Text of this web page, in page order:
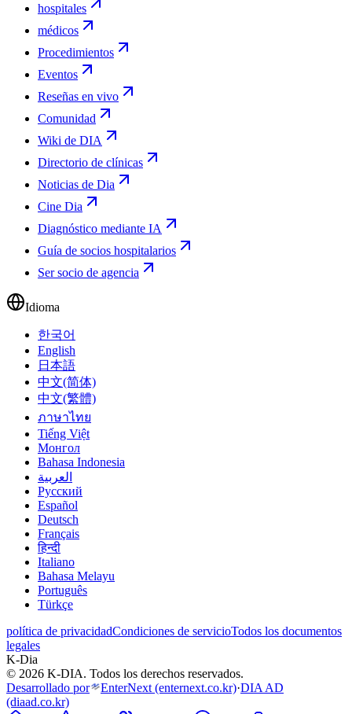
hospitales
médicos
Procedimientos
Eventos
Reseñas en vivo
Comunidad
Wiki de DIA
Directorio de clínicas
Noticias de Dia
Cine Dia
Diagnóstico mediante IA
Guía de socios hospitalarios
Ser socio de agencia
Idioma
한국어
English
日本語
中文(简体)
中文(繁體)
ภาษาไทย
Tiếng Việt
Монгол
Bahasa Indonesia
العربية
Русский
Español
Deutsch
Français
हिन्दी
Italiano
Bahasa Melayu
Português
Türkçe
política de privacidadCondiciones de servicioTodos los documentos
legales
K-Dia
© 2026 K-DIA. Todos los derechos reservados.
Desarrollado por
EnterNext (enternext.co.kr)·DIA AD
(diaad.co.kr)